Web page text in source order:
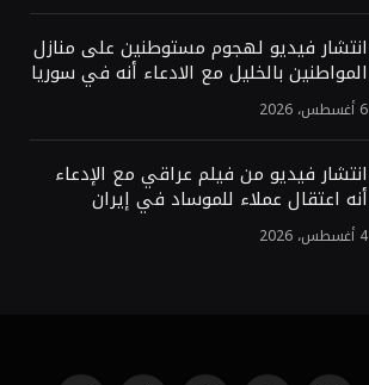
انتشار فيديو لهجوم مستوطنين على منازل
المواطنين بالخليل مع الادعاء أنه في سوريا
6 أغسطس، 2026
انتشار فيديو من فيلم عراقي مع الإدعاء
أنه اعتقال عملاء للموساد في إيران
4 أغسطس، 2026